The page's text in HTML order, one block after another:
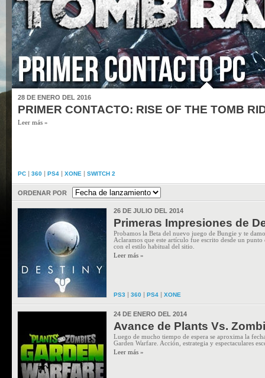
28 DE ENERO DEL 2016
PRIMER CONTACTO: RISE OF THE TOMB
Leer más »
PC | 360 | PS4 | XONE | SWITCH 2
ORDENAR POR
26 DE JULIO DEL 2014
Primeras Impresiones de
Probamos la Beta del nuevo juego de Bungie y te
Aclaramos que este artículo fue escrito desde un
con el estilo habitual del sitio.
Leer más »
PS3 | 360 | PS4 | XONE
24 DE ENERO DEL 2014
Avance de Plants Vs.
Luego de mucho tiempo de espera se aproxima la
Garden Warfare. Acción, estrategia y espectaculares
Leer más »